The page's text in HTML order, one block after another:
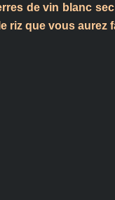
de vin blanc
riz que vous